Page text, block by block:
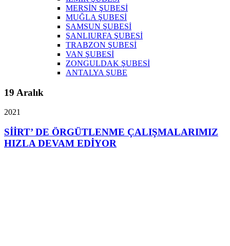
MERSİN ŞUBESİ
MUĞLA ŞUBESİ
SAMSUN ŞUBESİ
ŞANLIURFA ŞUBESİ
TRABZON ŞUBESİ
VAN ŞUBESİ
ZONGULDAK ŞUBESİ
ANTALYA ŞUBE
19 Aralık
2021
SİİRT’ DE ÖRGÜTLENME ÇALIŞMALARIMIZ
HIZLA DEVAM EDİYOR